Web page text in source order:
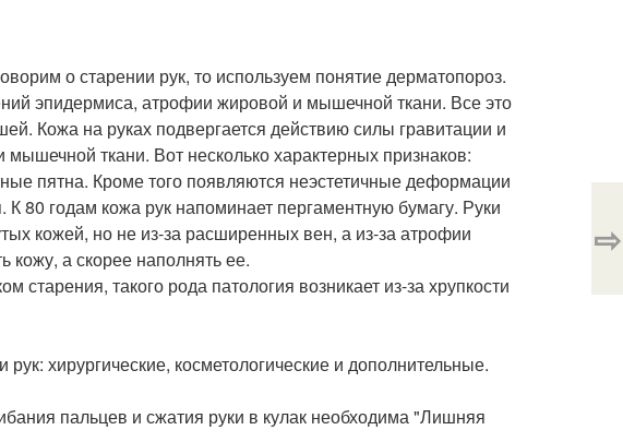
о старении рук, то используем понятие дерматопороз.
эпидермиса, атрофии жировой и мышечной ткани. Все это
Кожа на руках подвергается действию силы гравитации и
ткани. Вот несколько характерных признаков:
пятна. Кроме того появляются неэстетичные деформации
80 годам кожа рук напоминает пергаментную бумагу. Руки
кожей, но не из-за расширенных вен, а из-за атрофии
кожу, а скорее наполнять ее.
такого рода патология возникает из-за хрупкости
хирургические, косметологические и дополнительные.
пальцев и сжатия руки в кулак необходима "Лишняя
⇨